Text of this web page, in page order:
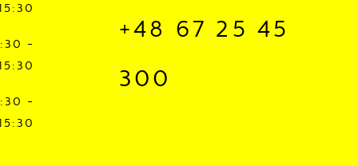
-
-
+48 67 25 45
300